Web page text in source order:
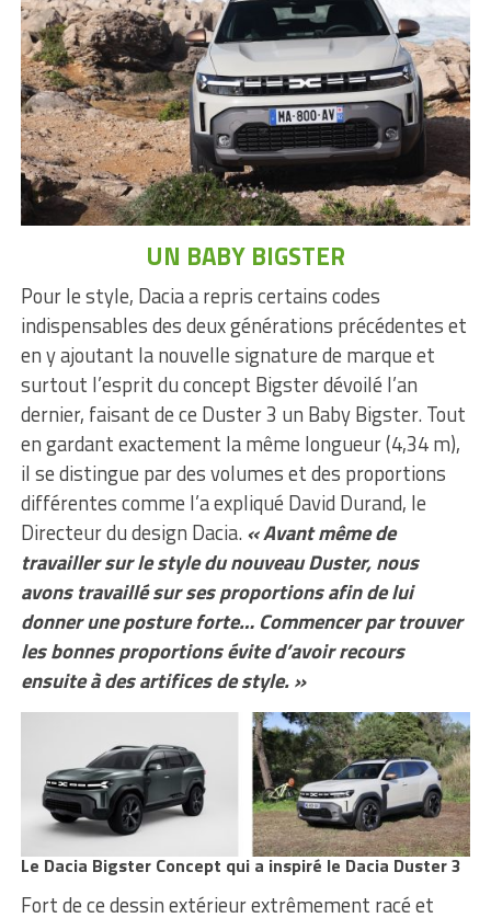
UN BABY BIGSTER
Pour le style, Dacia a repris certains codes
indispensables des deux générations précédentes et
en y ajoutant la nouvelle signature de marque et
surtout l’esprit du concept Bigster dévoilé l’an
dernier, faisant de ce Duster 3 un Baby Bigster. Tout
en gardant exactement la même longueur (4,34 m),
il se distingue par des volumes et des proportions
différentes comme l’a expliqué David Durand, le
Directeur du design Dacia.« Avant même de
travailler sur le style du nouveau Duster, nous
avons travaillé sur ses proportions afin de lui
donner une posture forte… Commencer par trouver
les bonnes proportions évite d’avoir recours
ensuite à des artifices de style. »
Le Dacia Bigster Concept qui a inspiré le Dacia Duster 3
Fort de ce dessin extérieur extrêmement racé et